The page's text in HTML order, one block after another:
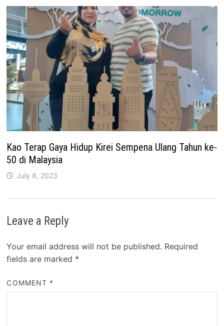
Kao Terap Gaya Hidup Kirei Sempena Ulang Tahun ke-
50 di Malaysia
July 8, 2023
Leave a Reply
Your email address will not be published. Required
fields are marked *
COMMENT *